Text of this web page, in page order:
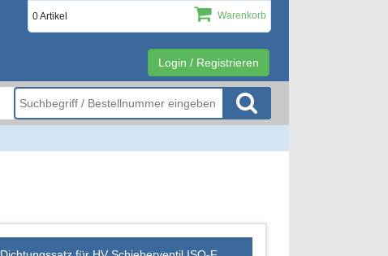
Login / Registrieren
0 Artikel Warenkorb